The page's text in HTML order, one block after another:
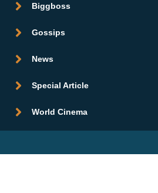
Biggboss
Gossips
News
Special Article
World Cinema